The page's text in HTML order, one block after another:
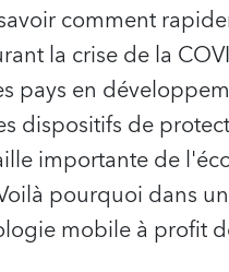
comment
la crise de la
pays en
dispositifs de
importante de
pourquoi dans
mobile à profit